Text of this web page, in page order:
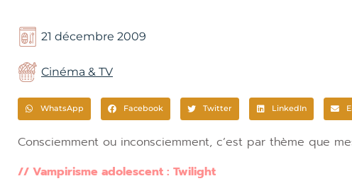
21 décembre 2009
Cinéma & TV
WhatsApp Facebook Twitter LinkedIn
Consciemment ou inconsciemment, c’est par thème que
// Vampirisme adolescent : Twilight